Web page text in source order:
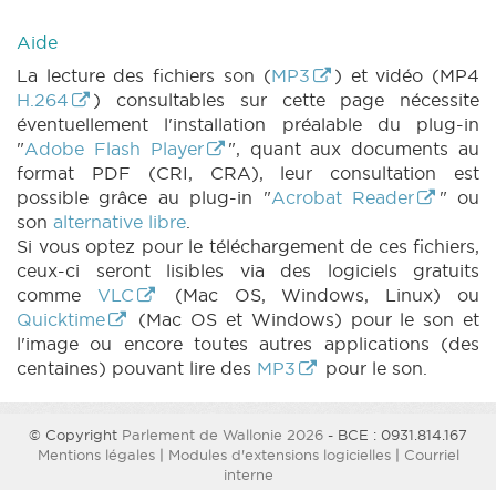
Aide
La lecture des fichiers son (MP3
) et vidéo (MP4
H.264
) consultables sur cette page nécessite
éventuellement l'installation préalable du plug-in
"Adobe Flash Player
", quant aux documents au
format PDF (CRI, CRA), leur consultation est
possible grâce au plug-in "Acrobat Reader
" ou
son alternative libre.
Si vous optez pour le téléchargement de ces fichiers,
ceux-ci seront lisibles via des logiciels gratuits
comme VLC
(Mac OS, Windows, Linux) ou
Quicktime
(Mac OS et Windows) pour le son et
l'image ou encore toutes autres applications (des
centaines) pouvant lire des MP3 pour le son.
© Copyright Parlement de Wallonie 2026 - BCE : 0931.814.167
Mentions légales| Modules d'extensions logicielles| Courriel
interne